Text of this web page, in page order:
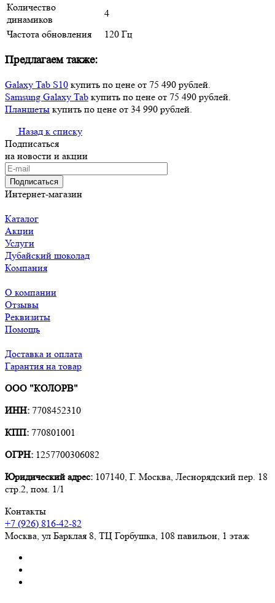
Количество
динамиков
4
Частота обновления
120 Гц
Предлагаем также:
Galaxy Tab S10 купить по цене от 75 490 рублей.
Samsung Galaxy Tab купить по цене от 75 490 рублей.
Планшеты купить по цене от 34 990 рублей.
Назад к списку
Подписаться
на новости и акции
Подписаться
Интернет-магазин
Каталог
Акции
Услуги
Дубайский шоколад
Компания
О компании
Отзывы
Реквизиты
Помощь
Доставка и оплата
Гарантия на товар
ООО "КОЛОРВ"
ИНН: 7708452310
КПП: 770801001
ОГРН: 1257700306082
Юридический адрес: 107140, Г. Москва, Леснорядский пер. 18
стр.2, пом. 1/1
Контакты
+7 (926) 816-42-82
Москва, ул Барклая 8, ТЦ Горбушка, 108 павильон, 1 этаж